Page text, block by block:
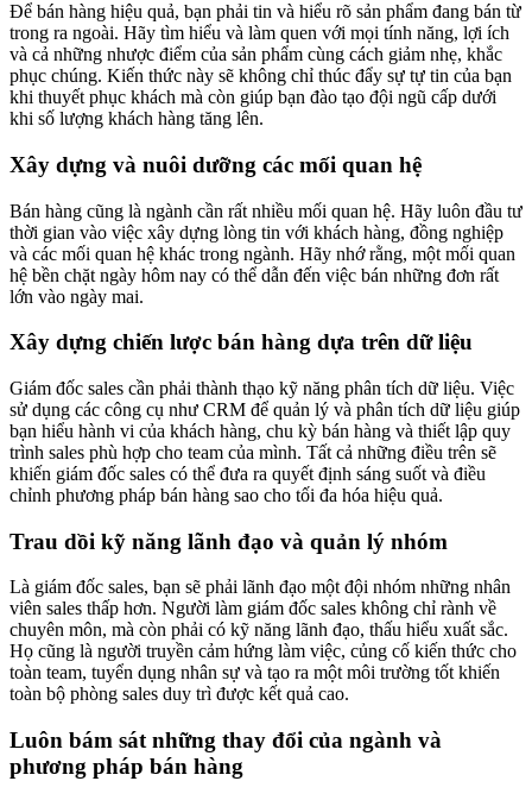
Để bán hàng hiệu quả, bạn phải tin và hiểu rõ sản phẩm đang bán từ
trong ra ngoài. Hãy tìm hiểu và làm quen với mọi tính năng, lợi ích
và cả những nhược điểm của sản phẩm cùng cách giảm nhẹ, khắc
phục chúng. Kiến thức này sẽ không chỉ thúc đẩy sự tự tin của bạn
khi thuyết phục khách mà còn giúp bạn đào tạo đội ngũ cấp dưới
khi số lượng khách hàng tăng lên.
Xây dựng và nuôi dưỡng các mối quan hệ
Bán hàng cũng là ngành cần rất nhiều mối quan hệ. Hãy luôn đầu tư
thời gian vào việc xây dựng lòng tin với khách hàng, đồng nghiệp
và các mối quan hệ khác trong ngành. Hãy nhớ rằng, một mối quan
hệ bền chặt ngày hôm nay có thể dẫn đến việc bán những đơn rất
lớn vào ngày mai.
Xây dựng chiến lược bán hàng dựa trên dữ liệu
Giám đốc sales cần phải thành thạo kỹ năng phân tích dữ liệu. Việc
sử dụng các công cụ như CRM để quản lý và phân tích dữ liệu giúp
bạn hiểu hành vi của khách hàng, chu kỳ bán hàng và thiết lập quy
trình sales phù hợp cho team của mình. Tất cả những điều trên sẽ
khiến giám đốc sales có thể đưa ra quyết định sáng suốt và điều
chỉnh phương pháp bán hàng sao cho tối đa hóa hiệu quả.
Trau dồi kỹ năng lãnh đạo và quản lý nhóm
Là giám đốc sales, bạn sẽ phải lãnh đạo một đội nhóm những nhân
viên sales thấp hơn. Người làm giám đốc sales không chỉ rành về
chuyên môn, mà còn phải có kỹ năng lãnh đạo, thấu hiểu xuất sắc.
Họ cũng là người truyền cảm hứng làm việc, củng cố kiến thức cho
toàn team, tuyển dụng nhân sự và tạo ra một môi trường tốt khiến
toàn bộ phòng sales duy trì được kết quả cao.
Luôn bám sát những thay đổi của ngành và
phương pháp bán hàng